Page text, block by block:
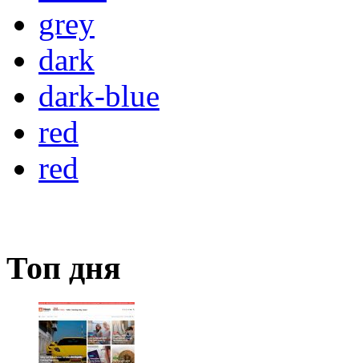
grey
dark
dark-blue
red
red
Топ дня